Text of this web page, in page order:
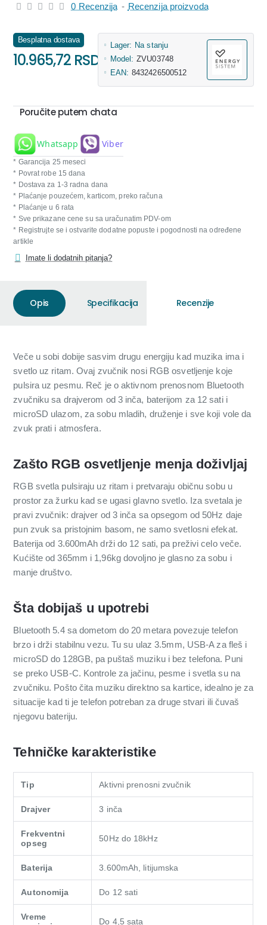
0 Recenzija - Recenzija proizvoda
Besplatna dostava
10.965,72 RSD
Lager: Na stanju
Model: ZVU03748
EAN: 8432426500512
Poručite putem chata
Whatsapp Viber
* Garancija 25 meseci
* Povrat robe 15 dana
* Dostava za 1-3 radna dana
* Plaćanje pouzećem, karticom, preko računa
* Plaćanje u 6 rata
* Sve prikazane cene su sa uračunatim PDV-om
* Registrujte se i ostvarite dodatne popuste i pogodnosti na određene
artikle
Imate li dodatnih pitanja?
Opis Specifikacija Recenzije
Veče u sobi dobije sasvim drugu energiju kad muzika ima i
svetlo uz ritam. Ovaj zvučnik nosi RGB osvetljenje koje
pulsira uz pesmu. Reč je o aktivnom prenosnom Bluetooth
zvučniku sa drajverom od 3 inča, baterijom za 12 sati i
microSD ulazom, za sobu mladih, druženje i sve koji vole da
zvuk prati i atmosfera.
Zašto RGB osvetljenje menja doživljaj
RGB svetla pulsiraju uz ritam i pretvaraju običnu sobu u
prostor za žurku kad se ugasi glavno svetlo. Iza svetala je
pravi zvučnik: drajver od 3 inča sa opsegom od 50Hz daje
pun zvuk sa pristojnim basom, ne samo svetlosni efekat.
Baterija od 3.600mAh drži do 12 sati, pa preživi celo veče.
Kućište od 365mm i 1,96kg dovoljno je glasno za sobu i
manje društvo.
Šta dobijaš u upotrebi
Bluetooth 5.4 sa dometom do 20 metara povezuje telefon
brzo i drži stabilnu vezu. Tu su ulaz 3.5mm, USB-A za fleš i
microSD do 128GB, pa puštaš muziku i bez telefona. Puni
se preko USB-C. Kontrole za jačinu, pesme i svetla su na
zvučniku. Pošto čita muziku direktno sa kartice, idealno je za
situacije kad ti je telefon potreban za druge stvari ili čuvaš
njegovu bateriju.
Tehničke karakteristike
Tip Aktivni prenosni zvučnik
Drajver 3 inča
Frekventni
opseg
50Hz do 18kHz
Baterija 3.600mAh, litijumska
Autonomija Do 12 sati
Vreme
Do 4,5 sata